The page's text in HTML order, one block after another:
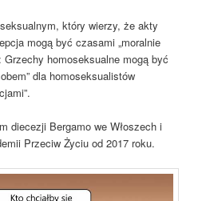
który wierzy, że akty
mogą być czasami „moralnie
Grzechy homoseksualne mogą być
dla homoseksualistów
diecezji Bergamo we Włoszech i
Przeciw Życiu od 2017 roku.